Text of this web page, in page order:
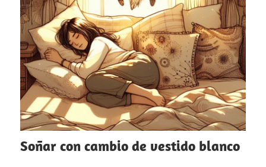
Soñar con cambio de vestido blanco